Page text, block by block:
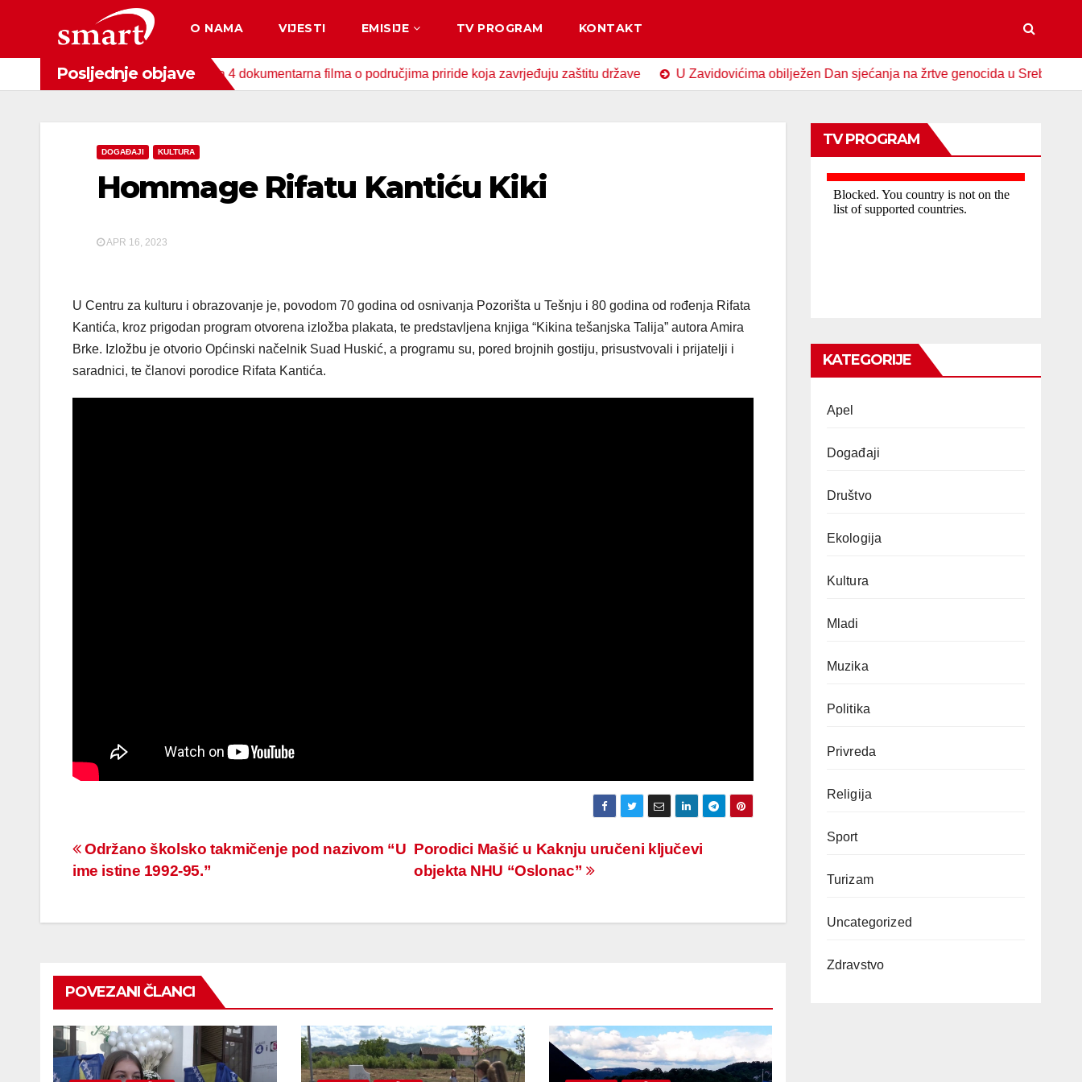
content
O NAMA VIJESTI EMISIJE TV PROGRAM KONTAKT
Posljednje objave
za zaštitu okoliša snimljena 4 dokumentarna filma o područjima priride koja zavrjeđuju zaštitu države U Zavidovićima obilježen Dan sjećanja na žrtve genocida u Srebrenici
DOGAĐAJI KULTURA
Hommage Rifatu Kantiću Kiki
APR 16, 2023
U Centru za kulturu i obrazovanje je, povodom 70 godina od osnivanja Pozorišta u Tešnju i 80 godina od rođenja Rifata
Kantića, kroz prigodan program otvorena izložba plakata, te predstavljena knjiga “Kikina tešanjska Talija” autora Amira
Brke. Izložbu je otvorio Općinski načelnik Suad Huskić, a programu su, pored brojnih gostiju, prisustvovali i prijatelji i
saradnici, te članovi porodice Rifata Kantića.
Navigacija
Porodici Mašić u Kaknju uručeni ključevi
objekta NHU “Oslonac”
Održano školsko takmičenje pod nazivom “U
ime istine 1992-95.”
POVEZANI ČLANCI
TV PROGRAM
KATEGORIJE
Apel
Događaji
Društvo
Ekologija
Kultura
Mladi
Muzika
Politika
Privreda
Religija
Sport
Turizam
Uncategorized
Zdravstvo